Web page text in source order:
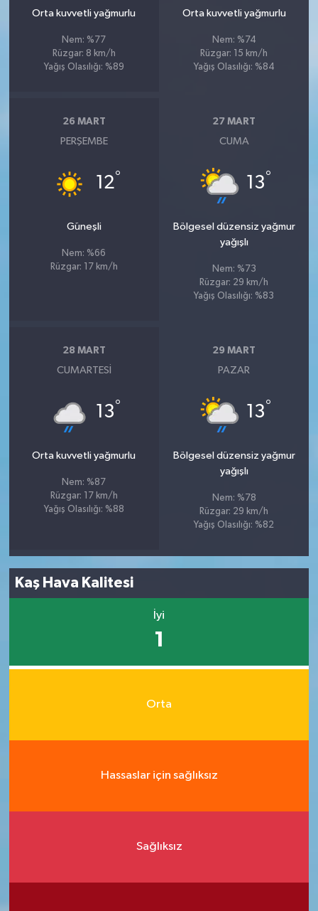
Orta kuvvetli yağmurlu
Nem: %77
Rüzgar: 8 km/h
Yağış Olasılığı: %89
Orta kuvvetli yağmurlu
Nem: %74
Rüzgar: 15 km/h
Yağış Olasılığı: %84
26 MART
PERŞEMBE
12°
Güneşli
Nem: %66
Rüzgar: 17 km/h
27 MART
CUMA
13°
Bölgesel düzensiz yağmur
yağışlı
Nem: %73
Rüzgar: 29 km/h
Yağış Olasılığı: %83
28 MART
CUMARTESI
13°
Orta kuvvetli yağmurlu
Nem: %87
Rüzgar: 17 km/h
Yağış Olasılığı: %88
29 MART
PAZAR
13°
Bölgesel düzensiz yağmur
yağışlı
Nem: %78
Rüzgar: 29 km/h
Yağış Olasılığı: %82
Kaş Hava Kalitesi
İyi
1
Orta
Hassaslar için sağlıksız
Sağlıksız